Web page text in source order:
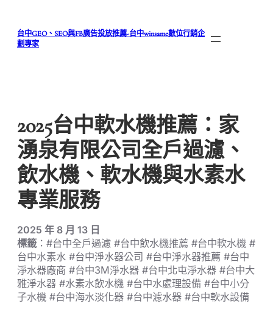
台中GEO、SEO與FB廣告投放推薦-台中winsame數位行銷企
劃專家
2025台中軟水機推薦：家
湧泉有限公司全戶過濾、
飲水機、軟水機與水素水
專業服務
2025 年 8 月 13 日
標籤：#台中全戶過濾 #台中飲水機推薦 #台中軟水機 #
台中水素水 #台中淨水器公司 #台中淨水器推薦 #台中
淨水器廠商 #台中3M淨水器 #台中北屯淨水器 #台中大
雅淨水器 #水素水飲水機 #台中水處理設備 #台中小分
子水機 #台中海水淡化器 #台中濾水器 #台中軟水設備